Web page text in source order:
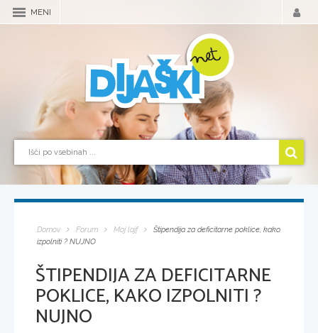
MENI
Domov Forum Moj lajf
Štipendija za deficitarne poklice, kako
izpolniti ? NUJNO
ŠTIPENDIJA ZA DEFICITARNE
POKLICE, KAKO IZPOLNITI ?
NUJNO